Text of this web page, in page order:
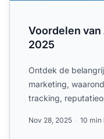
Voordelen
2025
Ontdek de
marketing,
tracking,
Nov 28, 2025 10 min